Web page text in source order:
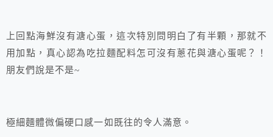
上回點海鮮沒有溏心蛋，這次特別問明白了有半顆，那就不
用加點，真心認為吃拉麵配料怎可沒有蔥花與溏心蛋呢？！
朋友們說是不是~
極細麵體微偏硬口感一如既往的令人滿意。